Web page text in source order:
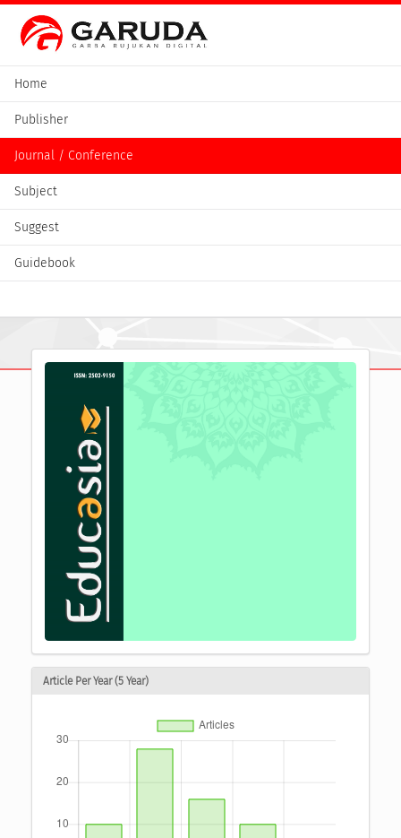
Home
Publisher
Journal / Conference
Subject
Suggest
Guidebook
Article Per Year (5 Year)